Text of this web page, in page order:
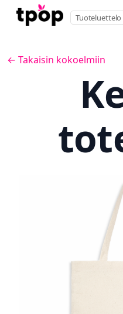
Tuoteluettelo
← Takaisin kokoelmiin